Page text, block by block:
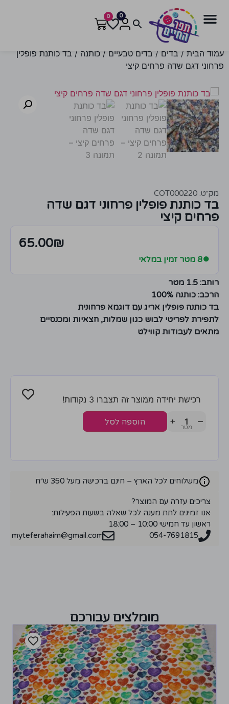
0
0
עמוד הבית / בדים / בדים טבעיים / כותנה / בד כותנת פופלין
פרחוני דגם שדה פרחים קיצי
מק״ט: COT000220
בד כותנת פופלין פרחוני דגם שדה
פרחים קיצי
65.00₪
●8 מטר זמין במלאי
רוחב: 1.5 מטר
הרכב: כותנה 100%
בד כותנה פופלין אריג עם דוגמא פרחונית
לתפירת לפריטי לבוש כגון שמלות, חצאיות ומכנסיים
מתאים לעבודות קווילט
רכישת יחידה ממוצר זה תצברו 3 נקודות!
−
+ הוספה לסל
משלוחים לכל הארץ – חינם ברכישה מעל 350 ש״ח
צריכים עזרה עם המוצר?
אנו זמינים לתת מענה לכל שאלה בשעות הפעילות:
ראשון עד חמישי 10:00 – 18:00
054-7691815
myteferahaim@gmail.com
מומלצים עבורכם